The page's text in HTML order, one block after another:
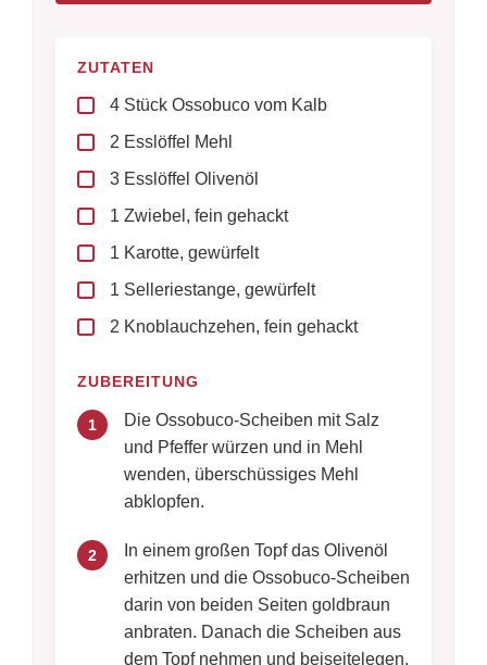
ZUTATEN
4 Stück Ossobuco vom Kalb
2 Esslöffel Mehl
3 Esslöffel Olivenöl
1 Zwiebel, fein gehackt
1 Karotte, gewürfelt
1 Selleriestange, gewürfelt
2 Knoblauchzehen, fein gehackt
ZUBEREITUNG
1
Die Ossobuco-Scheiben mit Salz
und Pfeffer würzen und in Mehl
wenden, überschüssiges Mehl
abklopfen.
2
In einem großen Topf das Olivenöl
erhitzen und die Ossobuco-Scheiben
darin von beiden Seiten goldbraun
anbraten. Danach die Scheiben aus
dem Topf nehmen und beiseitelegen.